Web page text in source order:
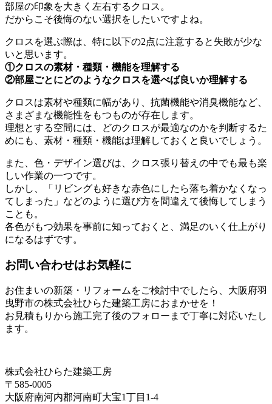
部屋の印象を大きく左右するクロス。
だからこそ後悔のない選択をしたいですよね。
クロスを選ぶ際は、特に以下の2点に注意すると失敗が少な
いと思います。
①クロスの素材・種類・機能を理解する
②部屋ごとにどのようなクロスを選べば良いか理解する
クロスは素材や種類に幅があり、抗菌機能や消臭機能など、
さまざまな機能性をもつものが存在します。
理想とする空間には、どのクロスが最適なのかを判断するた
めにも、素材・種類・機能は理解しておくと良いでしょう。
また、色・デザイン選びは、クロス張り替えの中でも最も楽
しい作業の一つです。
しかし、「リビングも好きな赤色にしたら落ち着かなくなっ
てしまった」などのように選び方を間違えて後悔してしまう
ことも。
各色がもつ効果を事前に知っておくと、満足のいく仕上がり
になるはずです。
お問い合わせはお気軽に
お住まいの新築・リフォームをご検討中でしたら、大阪府羽
曳野市の株式会社ひらた建築工房におまかせを！
お見積もりから施工完了後のフォローまで丁寧に対応いたし
ます。
株式会社ひらた建築工房
〒585-0005
大阪府南河内郡河南町大宝1丁目1-4